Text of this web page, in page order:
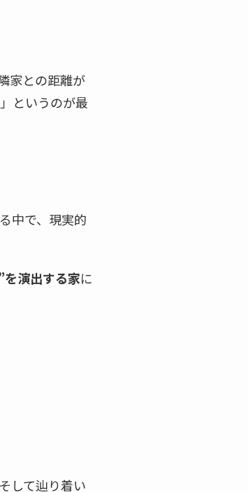
家との距離が
というのが最
中で、現実的
演出する家に
して辿り着い